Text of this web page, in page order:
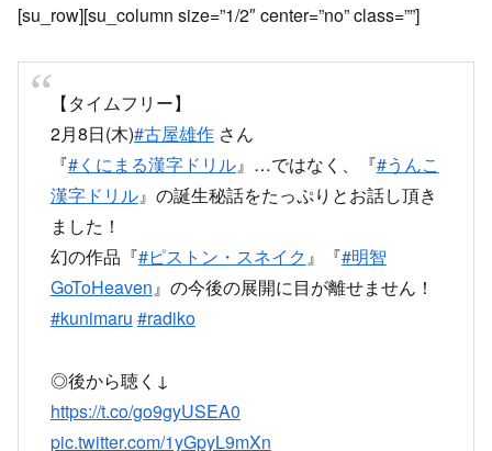
[su_row][su_column size=”1/2″ center=”no” class=””]
【タイムフリー】
2月8日(木)#古屋雄作さん
『#くにまる漢字ドリル』…ではなく、『#うんこ
漢字ドリル』の誕生秘話をたっぷりとお話し頂き
ました！
幻の作品『#ピストン・スネイク』『#明智
GoToHeaven』の今後の展開に目が離せません！
#kunimaru #radiko
◎後から聴く↓
https://t.co/go9gyUSEA0
pic.twitter.com/1yGpyL9mXn